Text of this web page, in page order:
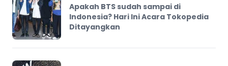
Apakah BTS sudah sampai di
Indonesia? Hari Ini Acara Tokopedia
Ditayangkan